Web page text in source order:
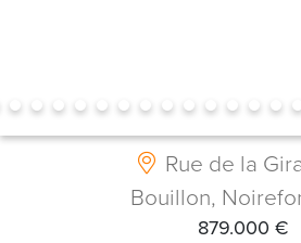
Rue de la
Bouillon,
879.000 €